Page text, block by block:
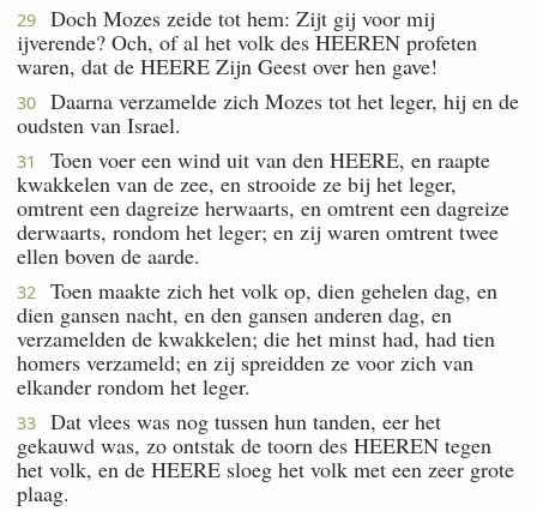
29
Doch Mozes zeide tot hem: Zijt gij voor mij
ijverende? Och, of al het volk des HEEREN profeten
waren, dat de HEERE Zijn Geest over hen gave!
30
Daarna verzamelde zich Mozes tot het leger, hij en de
oudsten van Israel.
31
Toen voer een wind uit van den HEERE, en raapte
kwakkelen van de zee, en strooide ze bij het leger,
omtrent een dagreize herwaarts, en omtrent een dagreize
derwaarts, rondom het leger; en zij waren omtrent twee
ellen boven de aarde.
32
Toen maakte zich het volk op, dien gehelen dag, en
dien gansen nacht, en den gansen anderen dag, en
verzamelden de kwakkelen; die het minst had, had tien
homers verzameld; en zij spreidden ze voor zich van
elkander rondom het leger.
33
Dat vlees was nog tussen hun tanden, eer het
gekauwd was, zo ontstak de toorn des HEEREN tegen
het volk, en de HEERE sloeg het volk met een zeer grote
plaag.